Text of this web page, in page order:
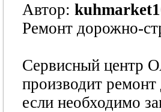
Автор:
Ремонт дорожно-
Сервисный центр
производит
если необходимо